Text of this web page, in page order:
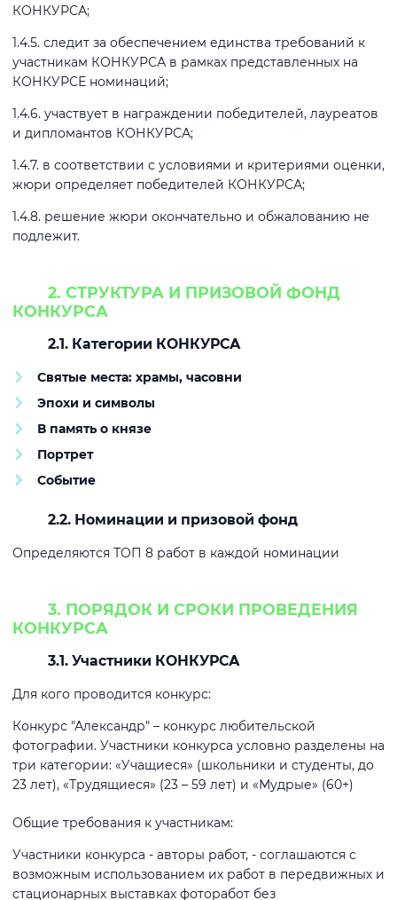
КОНКУРСА;
1.4.5. следит за обеспечением единства требований к
участникам КОНКУРСА в рамках представленных на
КОНКУРСЕ номинаций;
1.4.6. участвует в награждении победителей, лауреатов
и дипломантов КОНКУРСА;
1.4.7. в соответствии с условиями и критериями оценки,
жюри определяет победителей КОНКУРСА;
1.4.8. решение жюри окончательно и обжалованию не
подлежит.
2. СТРУКТУРА И ПРИЗОВОЙ ФОНД
КОНКУРСА
2.1. Категории КОНКУРСА
Святые места: храмы, часовни
Эпохи и символы
В память о князе
Портрет
Событие
2.2. Номинации и призовой фонд
Определяются ТОП 8 работ в каждой номинации
3. ПОРЯДОК И СРОКИ ПРОВЕДЕНИЯ
КОНКУРСА
3.1. Участники КОНКУРСА
Для кого проводится конкурс:
Конкурс "Александр" – конкурс любительской
фотографии. Участники конкурса условно разделены на
три категории: «Учащиеся» (школьники и студенты, до
23 лет), «Трудящиеся» (23 – 59 лет) и «Мудрые» (60+)
Общие требования к участникам:
Участники конкурса - авторы работ, - соглашаются с
возможным использованием их работ в передвижных и
стационарных выставках фоторабот без